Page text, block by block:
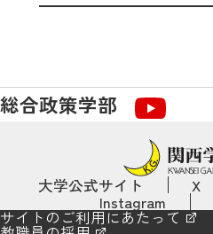
総合政策学部
大学公式サイト X
Instagram
サイトのご利用にあたって